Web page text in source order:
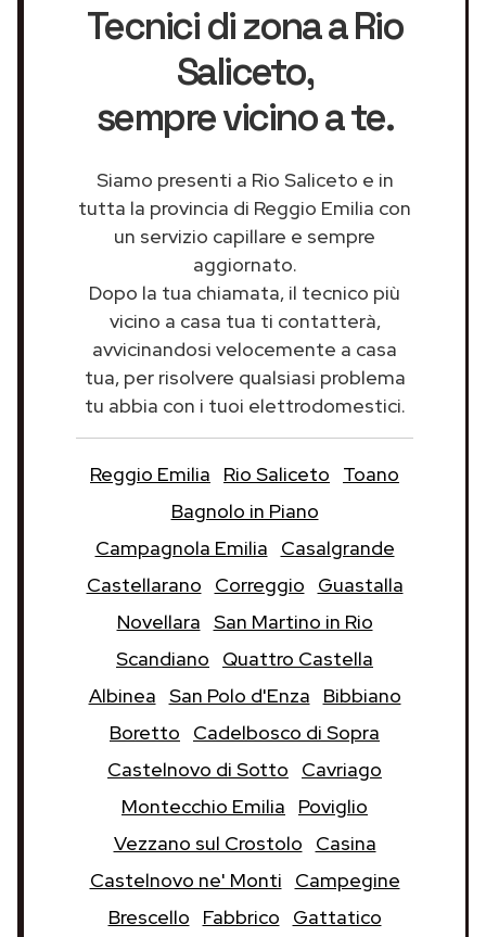
Tecnici di zona a Rio
Saliceto,
sempre vicino a te.
Siamo presenti a Rio Saliceto e in
tutta la provincia di Reggio Emilia con
un servizio capillare e sempre
aggiornato.
Dopo la tua chiamata, il tecnico più
vicino a casa tua ti contatterà,
avvicinandosi velocemente a casa
tua, per risolvere qualsiasi problema
tu abbia con i tuoi elettrodomestici.
Reggio Emilia Rio Saliceto
Toano
Bagnolo in Piano
Campagnola Emilia
Casalgrande
Castellarano
Correggio
Guastalla
Novellara San Martino in Rio
Scandiano
Quattro Castella
Albinea San Polo d'Enza
Bibbiano
Boretto
Cadelbosco di Sopra
Castelnovo di Sotto
Cavriago
Montecchio Emilia
Poviglio
Vezzano sul Crostolo
Casina
Castelnovo ne' Monti
Campegine
Brescello
Fabbrico Gattatico